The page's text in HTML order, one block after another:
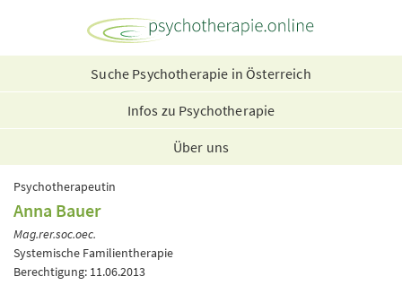
Suche Psychotherapie in Österreich
Infos zu Psychotherapie
Über uns
Psychotherapeutin
Anna Bauer
Mag.rer.soc.oec.
Systemische Familientherapie
Berechtigung: 11.06.2013